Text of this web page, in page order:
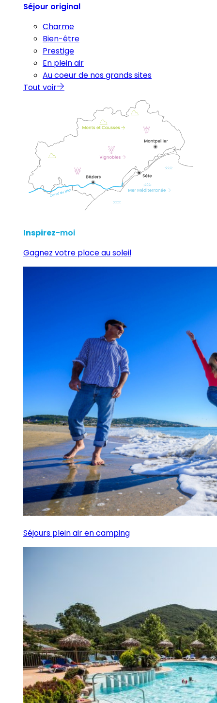
Séjour original
Charme
Bien-être
Prestige
En plein air
Au coeur de nos grands sites
Tout voir
Inspirez-moi
Gagnez votre place au soleil
Séjours plein air en camping